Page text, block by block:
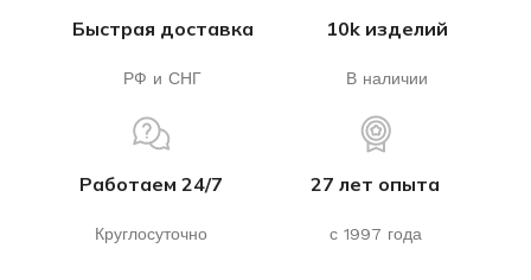
Быстрая доставка
РФ и СНГ
10k изделий
В наличии
Работаем 24/7
Круглосуточно
27 лет опыта
с 1997 года